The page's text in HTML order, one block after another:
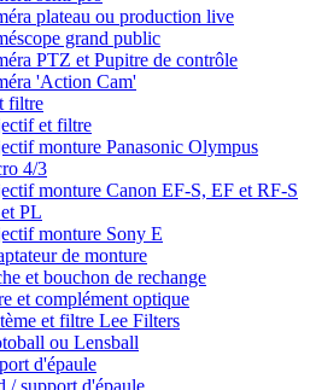
plateau ou production live
grand public
PTZ et Pupitre de contrôle
'Action Cam'
filtre
et filtre
monture Panasonic Olympus
4/3
monture Canon EF-S, EF et RF-S
PL
monture Sony E
de monture
et bouchon de rechange
et complément optique
et filtre Lee Filters
ou Lensball
d'épaule
/ support d'épaule